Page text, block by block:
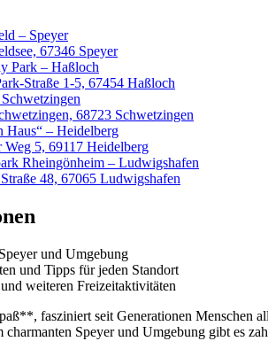
– Speyer
67346 Speyer
Park – Haßloch
Straße 1-5, 67454 Haßloch
68723 Schwetzingen
– Heidelberg
5, 69117 Heidelberg
Rheingönheim – Ludwigshafen
48, 67065 Ludwigshafen
und Umgebung
und Tipps für jeden Standort
weiteren Freizeitaktivitäten
fasziniert seit Generationen Menschen
Speyer und Umgebung gibt es